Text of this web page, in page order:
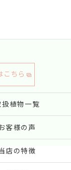
こちら
扱植物一覧
客様の声
店の特徴